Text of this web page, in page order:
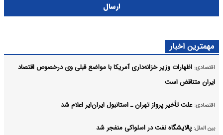
ارسال
مهمترین اخبار
اقتصادی: اظهارات وزیر خزانه‌داری آمریکا با مواضع قبلی وی درخصوص اقتصاد
ایران متناقض است
اقتصادی: علت تأخیر پرواز تهران ـ استانبول ایران‌ایر اعلام شد
بین الملل: پالایشگاه نفت در اسلواکی منفجر شد